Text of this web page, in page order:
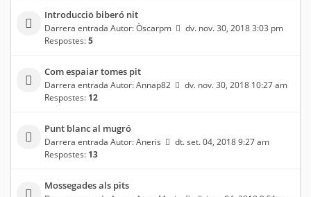
Introducciö biberó nit
Darrera entrada Autor:Òscarpm
dv. nov. 30, 2018 3:03 pm
Respostes:5
Com espaiar tomes pit
Darrera entrada Autor:Annap82
dv. nov. 30, 2018 10:27 am
Respostes: 12
Punt blanc al mugró
Darrera entrada Autor:Aneris
dt. set. 04, 2018 9:27 am
Respostes: 13
Mossegades als pits